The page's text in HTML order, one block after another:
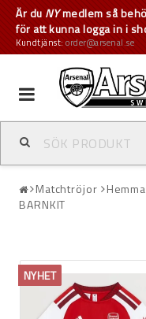
Är du NYmedlem så
för att kunna logga in i
Kundtjänst: order@arsenal.se
Toggle
navigation
Matchtröjor Hemma
BARNKIT
NYHET